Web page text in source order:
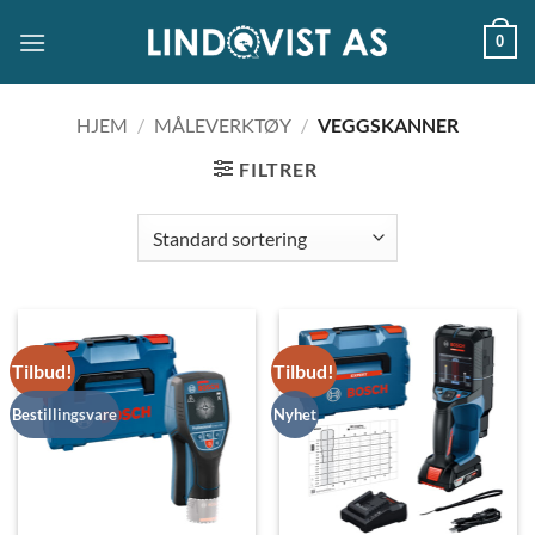
0
HJEM / MÅLEVERKTØY / VEGGSKANNER
FILTRER
Tilbud!
Bestillingsvare
Tilbud!
Nyhet